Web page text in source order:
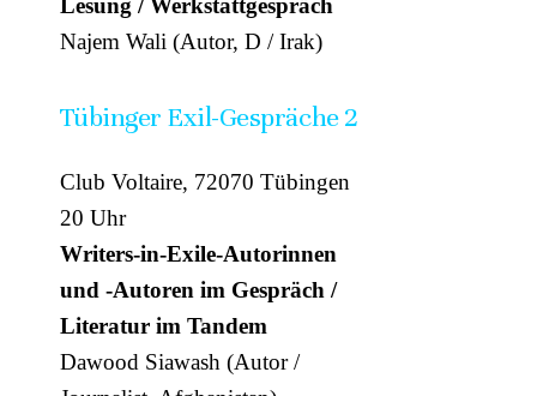
Lesung / Werkstattgespräch
Najem Wali (Autor, D / Irak)
Tübinger Exil-Gespräche 2
Club Voltaire, 72070 Tübingen
20 Uhr
Writers-in-Exile-Autorinnen
und -Autoren im Gespräch /
Literatur im Tandem
Dawood Siawash (Autor /